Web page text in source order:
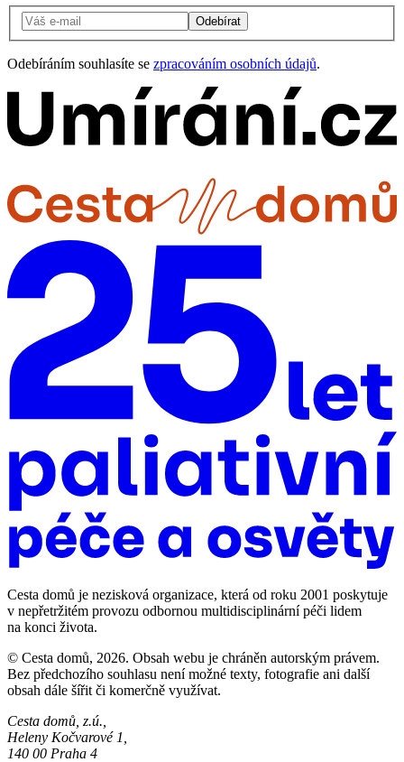
Odebírat
Odebíráním souhlasíte se zpracováním osobních údajů.
Cesta domů je nezisková organizace, která od roku 2001 poskytuje
v nepřetržitém provozu odbornou multidisciplinární péči lidem
na konci života.
© Cesta domů, 2026. Obsah webu je chráněn autorským právem.
Bez předchozího souhlasu není možné texty, fotografie ani další
obsah dále šířit či komerčně využívat.
Cesta domů, z.ú.,
Heleny Kočvarové 1,
140 00 Praha 4